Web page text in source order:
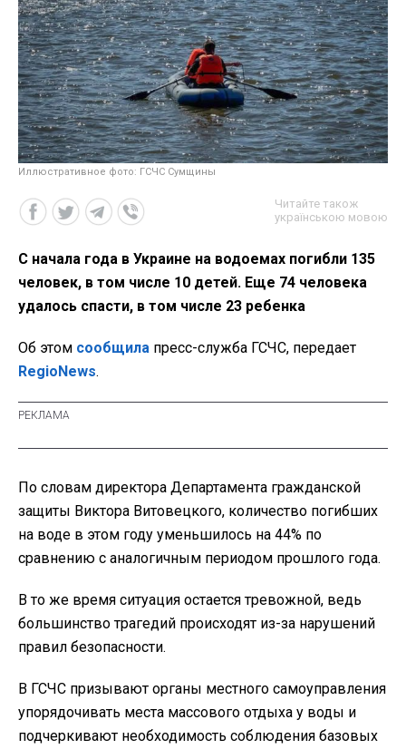
Иллюстративное фото: ГСЧС Сумщины
Читайте також
українською мовою
С начала года в Украине на водоемах погибли 135
человек, в том числе 10 детей. Еще 74 человека
удалось спасти, в том числе 23 ребенка
Об этом сообщила пресс-служба ГСЧС, передает
RegioNews.
По словам директора Департамента гражданской
защиты Виктора Витовецкого, количество погибших
на воде в этом году уменьшилось на 44% по
сравнению с аналогичным периодом прошлого года.
В то же время ситуация остается тревожной, ведь
большинство трагедий происходят из-за нарушений
правил безопасности.
В ГСЧС призывают органы местного самоуправления
упорядочивать места массового отдыха у воды и
подчеркивают необходимость соблюдения базовых